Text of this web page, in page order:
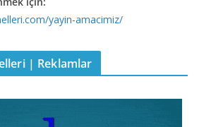
yayin-amacimiz/
| Reklamlar